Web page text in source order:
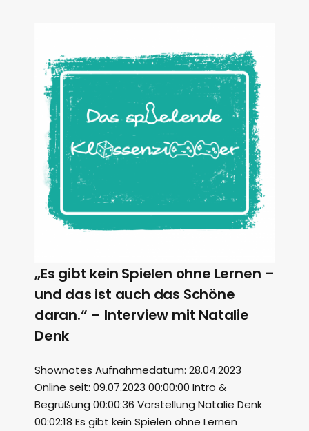
„Es gibt kein Spielen ohne Lernen –
und das ist auch das Schöne
daran.“ – Interview mit Natalie
Denk
Shownotes Aufnahmedatum: 28.04.2023
Online seit: 09.07.2023 00:00:00 Intro &
Begrüßung 00:00:36 Vorstellung Natalie Denk
00:02:18 Es gibt kein Spielen ohne Lernen